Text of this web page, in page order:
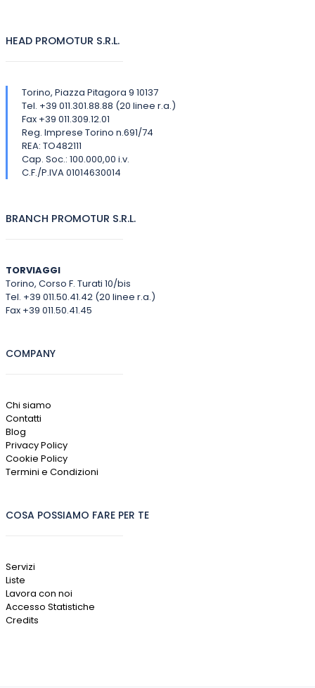
HEAD PROMOTUR S.R.L.
Torino, Piazza Pitagora 9 10137
Tel. +39 011.301.88.88 (20 linee r.a.)
Fax +39 011.309.12.01
Reg. Imprese Torino n.691/74
REA: TO482111
Cap. Soc.: 100.000,00 i.v.
C.F./P.IVA 01014630014
BRANCH PROMOTUR S.R.L.
TORVIAGGI
Torino, Corso F. Turati 10/bis
Tel. +39 011.50.41.42 (20 linee r.a.)
Fax +39 011.50.41.45
COMPANY
Chi siamo
Contatti
Blog
Privacy Policy
Cookie Policy
Termini e Condizioni
COSA POSSIAMO FARE PER TE
Servizi
Liste
Lavora con noi
Accesso Statistiche
Credits